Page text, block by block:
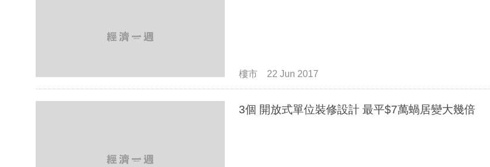
樓市 22 Jun 2017
3個 開放式單位裝修設計 最平$7萬蝸居變大幾倍